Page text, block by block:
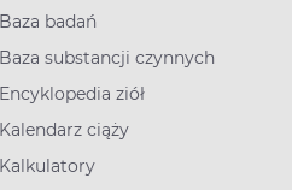
Baza badań
Baza substancji czynnych
Encyklopedia ziół
Kalendarz ciąży
Kalkulatory